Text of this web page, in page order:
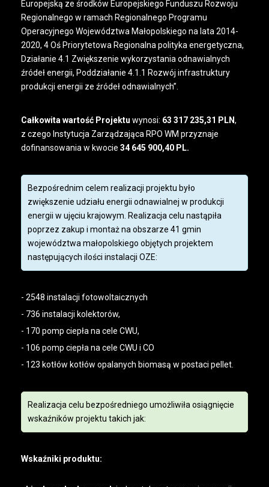
Europejską ze środków Europejskiego Funduszu Rozwoju
Regionalnego w ramach Regionalnego Programu
Operacyjnego Województwa Małopolskiego na lata 2014-
2020, 4 Oś Priorytetowa Regionalna polityka energetyczna,
Działanie 4.1 Zwiększenie wykorzystania odnawialnych
źródeł energii, Poddziałanie 4.1.1 Rozwój infrastruktury
produkcji energii ze źródeł odnawialnych”.
Całkowita wartość Projektu wynosi: 63 317 235,31 PLN,
z czego Instytucja Zarządzająca RPO WM przyznaje
dofinansowania w kwocie 34 645 900,40 PL.
Bezpośrednim celem realizacji projektu było
zwiększenie udziału energii odnawialnej w produkcji
energii w ujęciu krajowym. Realizacja celu nastąpiła
poprzez zakup i montaż na obszarze 41 gmin
województwa małopolskiego objętych projektem
następujących ilości instalacji OZE:
- 2548 instalacji fotowoltaicznych
- 736 instalacji kolektorów,
- 170 pomp ciepła na cele CWU,
- 106 pomp ciepła na cele CWU i CO
- 123 kotłów kotłów opalanych biomasą w postaci pellet.
Realizacja celu bezpośredniego umożliwiła osiągnięcie
wskaźników projektu takich jak:
Wskaźniki produktu: